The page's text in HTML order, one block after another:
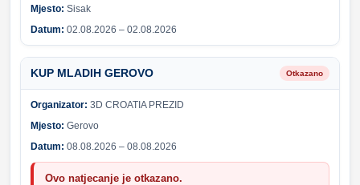
Mjesto: Sisak
Datum: 02.08.2026 – 02.08.2026
KUP MLADIH GEROVO Otkazano
Organizator: 3D CROATIA PREZID
Mjesto: Gerovo
Datum: 08.08.2026 – 08.08.2026
Ovo natjecanje je otkazano.